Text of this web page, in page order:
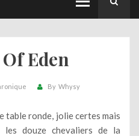
Eden
By Whysy
table ronde, jolie certes mais
les douze chevaliers de la